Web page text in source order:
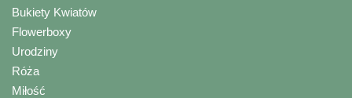
Bukiety Kwiatów
Flowerboxy
Urodziny
Róża
Miłość